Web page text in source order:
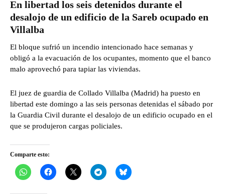
En libertad los seis detenidos durante el
desalojo de un edificio de la Sareb ocupado en
Villalba
El bloque sufrió un incendio intencionado hace semanas y
obligó a la evacuación de los ocupantes, momento que el banco
malo aprovechó para tapiar las viviendas.
El juez de guardia de Collado Villalba (Madrid) ha puesto en
libertad este domingo a las seis personas detenidas el sábado por
la Guardia Civil durante el desalojo de un edificio ocupado en el
que se produjeron cargas policiales.
Comparte esto: